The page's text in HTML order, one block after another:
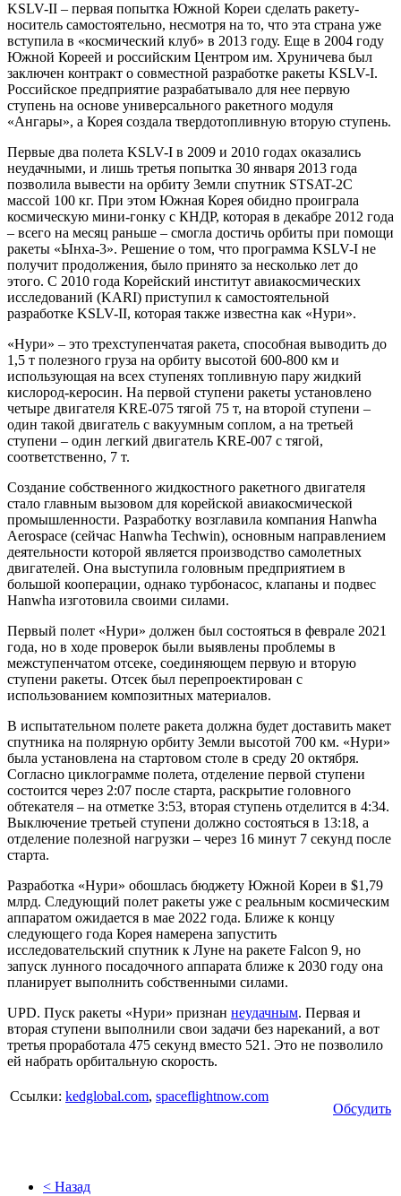
KSLV-II – первая попытка Южной Кореи сделать ракету-
носитель самостоятельно, несмотря на то, что эта страна уже
вступила в «космический клуб» в 2013 году. Еще в 2004 году
Южной Кореей и российским Центром им. Хруничева был
заключен контракт о совместной разработке ракеты KSLV-I.
Российское предприятие разрабатывало для нее первую
ступень на основе универсального ракетного модуля
«Ангары», а Корея создала твердотопливную вторую ступень.
Первые два полета KSLV-I в 2009 и 2010 годах оказались
неудачными, и лишь третья попытка 30 января 2013 года
позволила вывести на орбиту Земли спутник STSAT-2C
массой 100 кг. При этом Южная Корея обидно проиграла
космическую мини-гонку с КНДР, которая в декабре 2012 года
– всего на месяц раньше – смогла достичь орбиты при помощи
ракеты «Ынха-3». Решение о том, что программа KSLV-I не
получит продолжения, было принято за несколько лет до
этого. С 2010 года Корейский институт авиакосмических
исследований (KARI) приступил к самостоятельной
разработке KSLV-II, которая также известна как «Нури».
«Нури» – это трехступенчатая ракета, способная выводить до
1,5 т полезного груза на орбиту высотой 600-800 км и
использующая на всех ступенях топливную пару жидкий
кислород-керосин. На первой ступени ракеты установлено
четыре двигателя KRE-075 тягой 75 т, на второй ступени –
один такой двигатель с вакуумным соплом, а на третьей
ступени – один легкий двигатель KRE-007 с тягой,
соответственно, 7 т.
Создание собственного жидкостного ракетного двигателя
стало главным вызовом для корейской авиакосмической
промышленности. Разработку возглавила компания Hanwha
Aerospace (сейчас Hanwha Techwin), основным направлением
деятельности которой является производство самолетных
двигателей. Она выступила головным предприятием в
большой кооперации, однако турбонасос, клапаны и подвес
Hanwha изготовила своими силами.
Первый полет «Нури» должен был состояться в феврале 2021
года, но в ходе проверок были выявлены проблемы в
межступенчатом отсеке, соединяющем первую и вторую
ступени ракеты. Отсек был перепроектирован с
использованием композитных материалов.
В испытательном полете ракета должна будет доставить макет
спутника на полярную орбиту Земли высотой 700 км. «Нури»
была установлена на стартовом столе в среду 20 октября.
Согласно циклограмме полета, отделение первой ступени
состоится через 2:07 после старта, раскрытие головного
обтекателя – на отметке 3:53, вторая ступень отделится в 4:34.
Выключение третьей ступени должно состояться в 13:18, а
отделение полезной нагрузки – через 16 минут 7 секунд после
старта.
Разработка «Нури» обошлась бюджету Южной Кореи в $1,79
млрд. Следующий полет ракеты уже с реальным космическим
аппаратом ожидается в мае 2022 года. Ближе к концу
следующего года Корея намерена запустить
исследовательский спутник к Луне на ракете Falcon 9, но
запуск лунного посадочного аппарата ближе к 2030 году она
планирует выполнить собственными силами.
UPD. Пуск ракеты «Нури» признан неудачным. Первая и
вторая ступени выполнили свои задачи без нареканий, а вот
третья проработала 475 секунд вместо 521. Это не позволило
ей набрать орбитальную скорость.
Ссылки: kedglobal.com, spaceflightnow.com
Обсудить
< Назад